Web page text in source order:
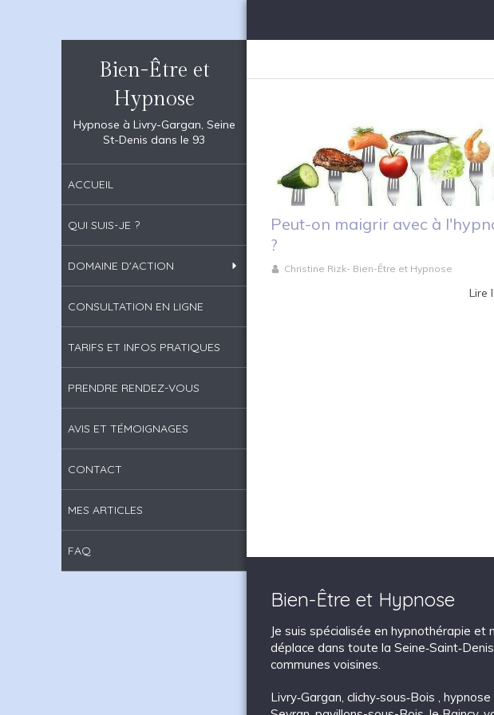
Bien-Être et
Hypnose
Hypnose à Livry-Gargan, Seine
St-Denis dans le 93
ACCUEIL
QUI SUIS-JE ?
DOMAINE D'ACTION
CONSULTATION EN LIGNE
TARIFS ET INFOS PRATIQUES
PRENDRE RENDEZ-VOUS
AVIS ET TÉMOIGNAGES
CONTACT
MES ARTICLES
FAQ
Peut-on maigrir avec à
?
Christine Rizk- Bien-Être et Hypnose
Lire
Bien-Être et Hypnose
Je suis spécialisée en hypnothérapie et
déplace dans toute la
communes voisines.
Livry‑Gargan,clichy‑sous‑Bois,hypnose